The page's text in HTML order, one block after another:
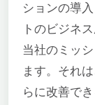
ションの導
トのビジネ
当社のミッ
ます。それ
らに改善で